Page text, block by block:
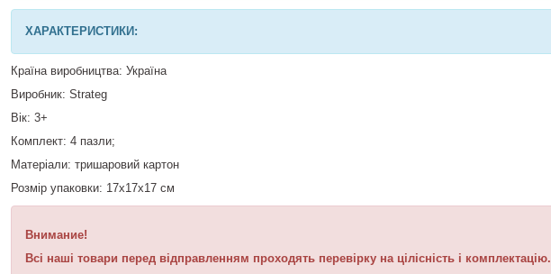
ХАРАКТЕРИСТИКИ:
Країна виробництва: Україна
Виробник: Strateg
Вік: 3+
Комплект: 4 пазли;
Матеріали: тришаровий картон
Розмір упаковки: 17х17х17 см
Внимание!
Всі наші товари перед відправленням проходять перевірку на цілісність і комплектацію.